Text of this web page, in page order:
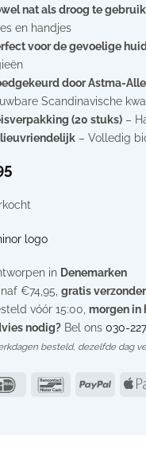
nat als droog te
en handjes
voor de gevoelige
door Astma-
Scandinavische
(20 stuks) –
– Volledig
in Denemarken
€74,95,gratis
vóór 15:00,morgen in
nodig? Bel ons030-
besteld, dezelfde dag
IDeal BancontactPayPal